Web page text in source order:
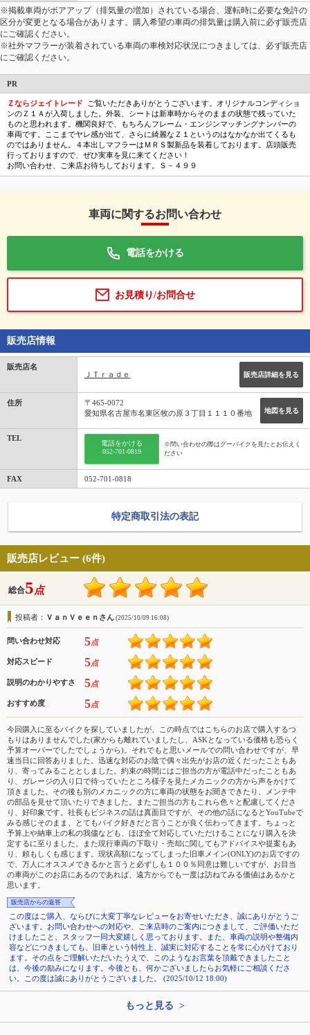
※掲載車両がボアアップ（排気量の増加）されている場合、運転時に必要な免許の
区分が変更となる場合があります。購入希望の車両の排気量は購入前に必ず販売店
にご確認ください。
※社外マフラーが装着されている車両の車検対応状況につきましては、必ず販売店
にご確認ください。
PR
Ｚならジェイトレード
ご覧いただきありがとうございます。オリジナルコンディショ
ンのＺ１Ａが入荷しました。外装、シートは新車時からそのままの状態で残っていた
ものと思われます。機関良好で、もちろんフレーム・エンジンマッチングナンバーの
車両です。ここまでヤレ感が出て、さらに綺麗なＺ１というのはなかなか出てくるも
のではありません。４本出しマフラーはＭＲＳ製新品を装着しております。店頭販売
行っておりますので、ぜひ実車を見に来てください！
お問い合わせ、ご来店お待ちしております。Ｓ－４９９
車両に関するお問い合わせ
電話をかける
お見積り/お問合せ
販売店情報
販売店名
ＪＴｒａｄｅ
販売店詳細を見る
住所
地図を見る
〒465-0072
愛知県名古屋市名東区牧の原３丁目１１１０番地
TEL
電話をかける
052-701-0819
※問い合わせの際はグーバイクを見たとお伝えく
ださい
FAX 052-701-0818
特定商取引法の表記
販売店レビュー (6件)
総合5点
投稿者： ＶａｎＶｅｅｎさん (2025/10/09 16:08)
問い合わせ対応 5点
対応スピード 5点
説明のわかりやすさ 5点
おすすめ度 5点
今回購入に至るバイクを探していましたが、この時点ではこちらのお店で購入するつ
もりはありませんでした(家からも離れていましたし、ASKとなっている価格も恐らく
予算オーバーでしたでしょうから)。それでもと思いメールでの問い合わせですが、早
速当日に回答ありました。迅速な対応のお陰で偶々出先がお店の近くだったこともあ
り、寄ってみることとしました。約束の時間にはご担当の方が電話中だったこともあ
り、ガレージの入り口で待っていたところ様子を見たメカニックの方から声をかけて
頂きました。その後も別のメカニックの方に車両の状態をお聞きできたり、メンテ中
の部品を見せて頂いたりできました。またご担当の方もこれら色々と配慮してくださ
り、好印象です。社長もビジネスの話は真面目ですが、その他の話になるとYouTubeで
みる感じそのまま、とてもバイク好きだと言うことが良く伝わってきます。ちょっと
予算上や納車上の私の我儘なども、ほぼ全て対応していただけることになり購入を決
定するに至りました。また現行車両の下取り・売却に関してもアドバイスや提案もあ
り、頼もしくも感じます。現状高額になってしまった旧車メイン(ONLY)のお店ですの
で、万人にオススメできるかと言うと必ずしも１００％同意は難しいですが、お目当
の車両がこのお店にあるのであれば、遠方からでも一度は訪ねてみる価値はあるかと
思います。
販売店からの返答
この度はご購入、ならびに大変丁寧なレビューをお寄せいただき、誠にありがとうご
ざいます。お問い合わせへの対応や、ご来店時のご案内につきまして、ご評価いただ
けましたこと、スタッフ一同大変嬉しく思っております。また、車両の説明や整備内
容などにつきましても、旧車という特性上、誠実に対応することを常に心がけており
ます。その点をご理解いただいたうえで、このようなお言葉を頂戴できましたこと
は、今後の励みになります。今後とも、何かございましたらお気軽にご相談くださ
い。この度は誠にありがとうございました。 (2025/10/12 18:00)
もっと見る >